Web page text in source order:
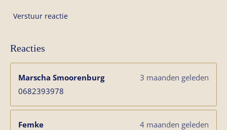
Verstuur reactie
Reacties
Marscha Smoorenburg
3 maanden geleden
0682393978
Femke
4 maanden geleden